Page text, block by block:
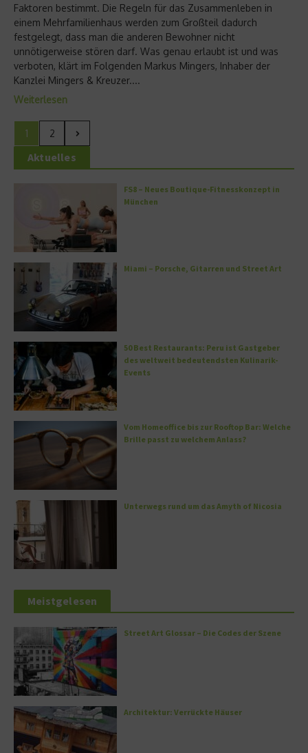
Faktoren bestimmt. Die Regeln für das Zusammenleben in
einem Mehrfamilienhaus werden zum Großteil dadurch
festgelegt, dass man die anderen Bewohner nicht
unnötigerweise stören darf. Was genau erlaubt ist und was
verboten, klärt im Folgenden Markus Mingers, Inhaber der
Kanzlei Mingers & Kreuzer....
Weiterlesen
1 2
Aktuelles
FS8 – Neues Boutique-Fitnesskonzept in
München
Miami – Porsche, Gitarren und Street Art
50 Best Restaurants: Peru ist Gastgeber
des weltweit bedeutendsten Kulinarik-
Events
Vom Homeoffice bis zur Rooftop Bar: Welche
Brille passt zu welchem Anlass?
Unterwegs rund um das Amyth of Nicosia
Meistgelesen
Street Art Glossar – Die Codes der Szene
Architektur: Verrückte Häuser